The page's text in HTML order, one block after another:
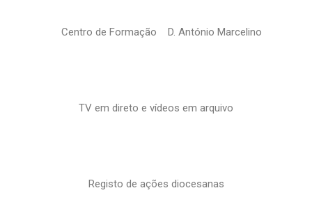
Centro de Formação D. António Marcelino
TV em direto e vídeos em arquivo
Registo de ações diocesanas